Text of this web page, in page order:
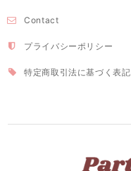
Contact
プライバシーポリシー
特定商取引法に基づく表記